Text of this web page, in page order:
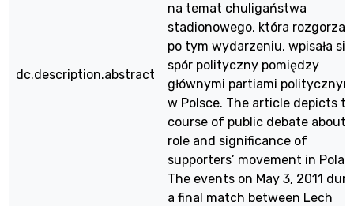
dc.description.abstract
na temat chuligaństwa
stadionowego, która
po tym wydarzeniu, wpisała
spór polityczny pomiędzy
głównymi partiami
w Polsce. The article depicts
course of public debate about
role and significance of
supporters’ movement in
The events on May 3, 2011
a final match between Lech